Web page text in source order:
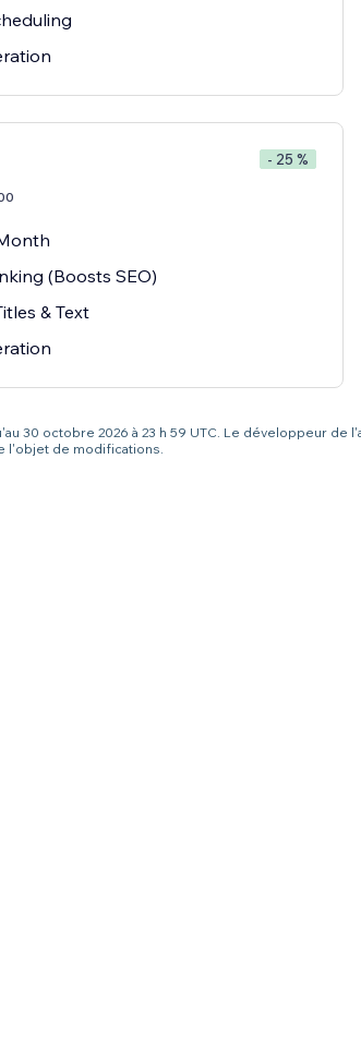
- 25 %
(Boosts SEO)
& Text
30 octobre 2026 à 23 h 59 UTC. Le développeur
l'objet de modifications.